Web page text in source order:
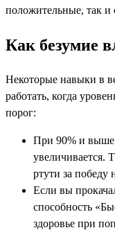
положительные, так и
Как безумие
Некоторые навыки в
работать, когда
порог:
При 90% и
увеличивается.
ртути за победу
Если вы
способность
здоровье при